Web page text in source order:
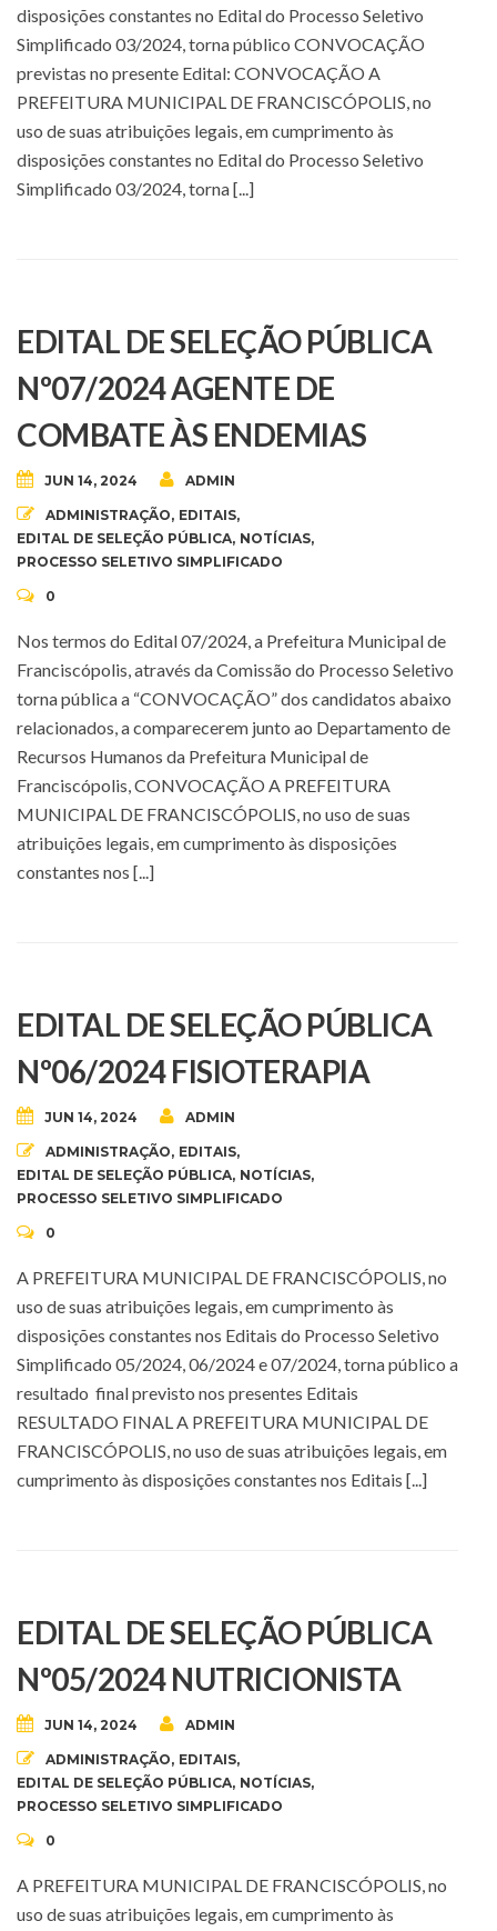
disposições constantes no Edital do Processo Seletivo
Simplificado 03/2024, torna público CONVOCAÇÃO
previstas no presente Edital: CONVOCAÇÃO A
PREFEITURA MUNICIPAL DE FRANCISCÓPOLIS, no
uso de suas atribuições legais, em cumprimento às
disposições constantes no Edital do Processo Seletivo
Simplificado 03/2024, torna [...]
EDITAL DE SELEÇÃO PÚBLICA
Nº07/2024 AGENTE DE
COMBATE ÀS ENDEMIAS
JUN 14, 2024 ADMIN
ADMINISTRAÇÃO, EDITAIS,
EDITAL DE SELEÇÃO PÚBLICA, NOTÍCIAS,
PROCESSO SELETIVO SIMPLIFICADO
0
Nos termos do Edital 07/2024, a Prefeitura Municipal de
Franciscópolis, através da Comissão do Processo Seletivo
torna pública a “CONVOCAÇÃO” dos candidatos abaixo
relacionados, a comparecerem junto ao Departamento de
Recursos Humanos da Prefeitura Municipal de
Franciscópolis, CONVOCAÇÃO A PREFEITURA
MUNICIPAL DE FRANCISCÓPOLIS, no uso de suas
atribuições legais, em cumprimento às disposições
constantes nos [...]
EDITAL DE SELEÇÃO PÚBLICA
Nº06/2024 FISIOTERAPIA
JUN 14, 2024 ADMIN
ADMINISTRAÇÃO, EDITAIS,
EDITAL DE SELEÇÃO PÚBLICA, NOTÍCIAS,
PROCESSO SELETIVO SIMPLIFICADO
0
A PREFEITURA MUNICIPAL DE FRANCISCÓPOLIS, no
uso de suas atribuições legais, em cumprimento às
disposições constantes nos Editais do Processo Seletivo
Simplificado 05/2024, 06/2024 e 07/2024, torna público a
resultado final previsto nos presentes Editais
RESULTADO FINAL A PREFEITURA MUNICIPAL DE
FRANCISCÓPOLIS, no uso de suas atribuições legais, em
cumprimento às disposições constantes nos Editais [...]
EDITAL DE SELEÇÃO PÚBLICA
Nº05/2024 NUTRICIONISTA
JUN 14, 2024 ADMIN
ADMINISTRAÇÃO, EDITAIS,
EDITAL DE SELEÇÃO PÚBLICA, NOTÍCIAS,
PROCESSO SELETIVO SIMPLIFICADO
0
A PREFEITURA MUNICIPAL DE FRANCISCÓPOLIS, no
uso de suas atribuições legais, em cumprimento às